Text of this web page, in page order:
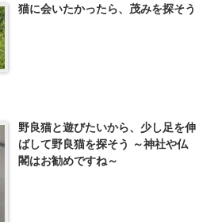
猫に会いたかったら、茂みを探そう
野良猫と遊びたいから、少し足を伸
ばして野良猫を探そう ～神社や仏
閣はお勧めですね～